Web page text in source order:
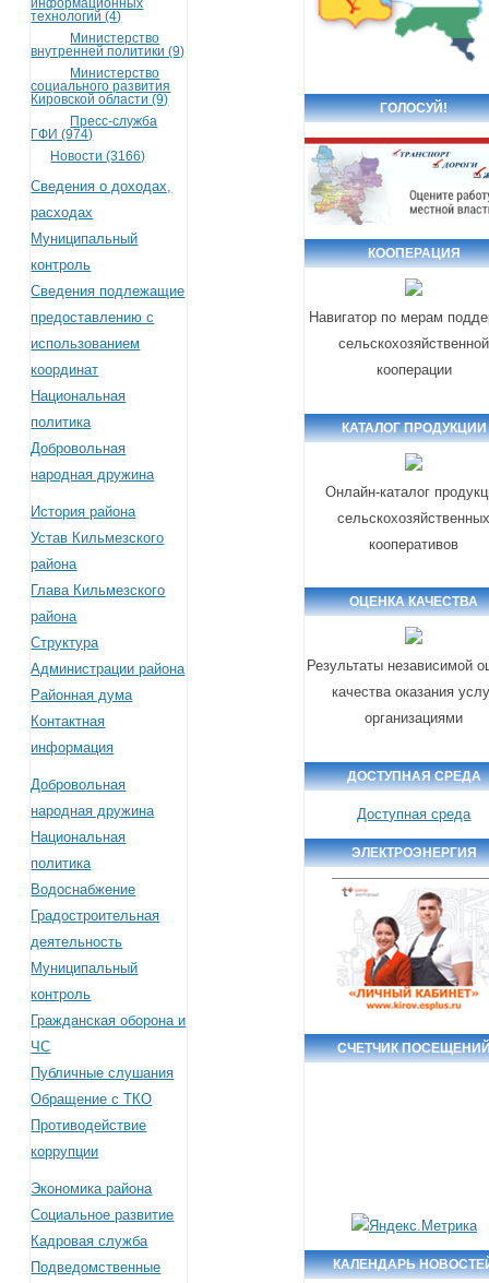
технологий (4)
Министерство
внутренней политики (9)
Министерство
социального развития
Кировской области (9)
Пресс-служба
ГФИ (974)
Новости (3166)
Сведения о доходах,
расходах
Муниципальный
контроль
Сведения подлежащие
предоставлению с
использованием
координат
Национальная
политика
Добровольная
народная дружина
История района
Устав Кильмезского
района
Глава Кильмезского
района
Структура
Администрации района
Районная дума
Контактная
информация
Добровольная
народная дружина
Национальная
политика
Водоснабжение
Градостроительная
деятельность
Муниципальный
контроль
Гражданская оборона и
ЧС
Публичные слушания
Обращение с ТКО
Противодействие
коррупции
Экономика района
Социальное развитие
Кадровая служба
Подведомственные
ГОЛОСУЙ!
КООПЕРАЦИЯ
Навигатор по мерам
сельскохозяйственной
кооперации
КАТАЛОГ ПРОДУКЦИИ
Онлайн-каталог
кооперативов
ОЦЕНКА КАЧЕСТВА
Результаты независимой
качества оказания
организациями
ДОСТУПНАЯ СРЕДА
Доступная среда
ЭЛЕКТРОЭНЕРГИЯ
СЧЕТЧИК
КАЛЕНДАРЬ